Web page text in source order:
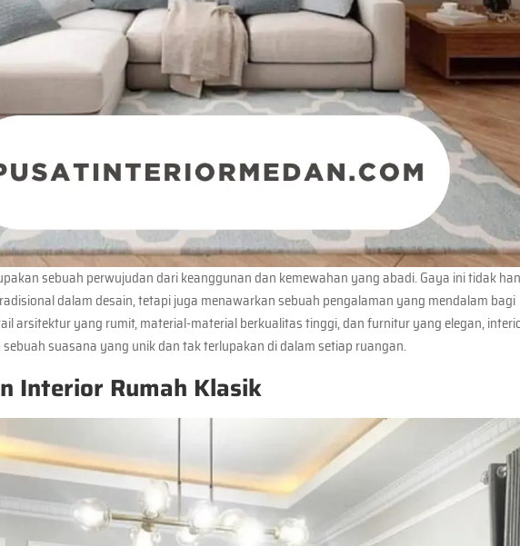
sebuah perwujudan dari keanggunan dan kemewahan yang abadi. Gaya ini tidak
dalam desain, tetapi juga menawarkan sebuah pengalaman yang mendalam bagi
arsitektur yang rumit, material-material berkualitas tinggi, dan furnitur yang elegan,
suasana yang unik dan tak terlupakan di dalam setiap ruangan.
Interior Rumah Klasik